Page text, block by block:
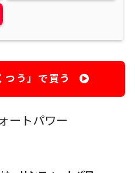
つう」で買う
ートパワー